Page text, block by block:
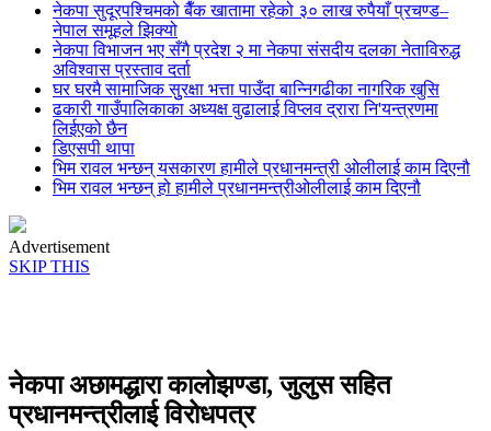
नेकपा सुदूरपश्चिमको बैँक खातामा रहेको ३० लाख रुपैयाँ प्रचण्ड–
नेपाल समूहले झिक्य‍ो
नेकपा विभाजन भए सँगै प्रदेश २ मा नेकपा संसदीय दलका नेताविरुद्ध
अविश्वास प्रस्ताव दर्ता
घर घरमै सामाजिक सुुरक्षा भत्ता पाउँदा बान्निगढीका नागरिक खुसि
ढकारी गाउँपालिकाका अध्यक्ष वुढालाई विप्लव द्रारा नि'यन्त्रणमा
लिईएको छैन
डिएसपी थापा
भिम रावल भन्छन् यसकारण हामीले प्रधानमन्त्री ओलीलाई काम दिएनौ
भिम रावल भन्छन् हो हामीले प्रधानमन्त्रीओलीलाई काम दिएनौ
Advertisement
SKIP THIS
नेकपा अछामद्धारा कालोझण्डा, जुलुस सहित
प्रधानमन्त्रीलाई विरोधपत्र